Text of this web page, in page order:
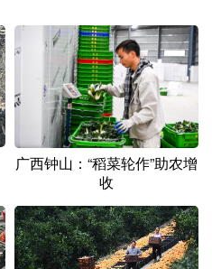
广西钟山：“稻菜轮作”助农增
收